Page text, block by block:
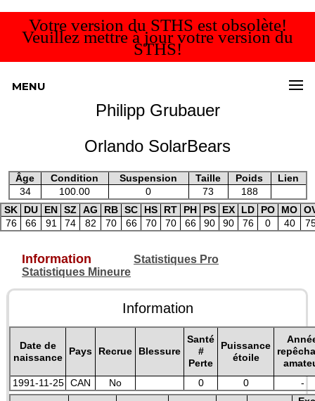
Votre version du STHS est obsolète!
Veuillez mettre à jour votre version du
STHS!
MENU
Philipp Grubauer
Orlando SolarBears
Âge Condition Suspension Taille Poids
Lien
34
100.00 0 73
188
SK
DU EN SZ AG RB SC HS RT PH PS EX LD PO MO
76
66 91 74 82 70 66 70 70 66 90 90 76 0 40
Information
Statistiques Pro
Statistiques Mineure
Information
Date de
naissance
Pays Recrue Blessure
Santé
#
Perte
Puissance
étoile
1991-11-25 CAN No 0 0 -